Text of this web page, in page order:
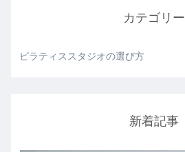
カテゴリー
ピラティススタジオの選び方
新着記事